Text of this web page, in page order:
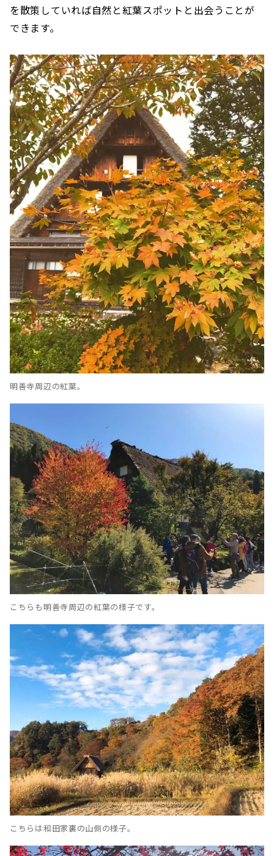
を散策していれば自然と紅葉スポットと出会うことが
できます。
明善寺周辺の紅葉。
こちらも明善寺周辺の紅葉の様子です。‌
こちらは和田家裏の山側の様子。